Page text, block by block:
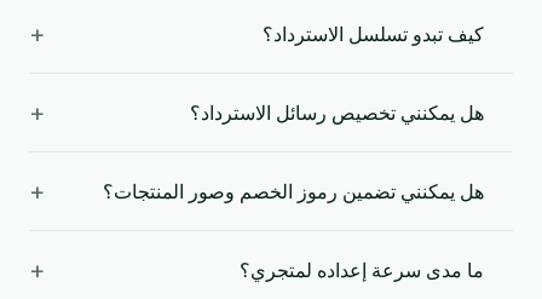
كيف تبدو تسلسل الاسترداد؟ +
هل يمكنني تخصيص رسائل الاسترداد؟ +
هل يمكنني تضمين رموز الخصم وصور المنتجات؟ +
ما مدى سرعة إعداده لمتجري؟ +